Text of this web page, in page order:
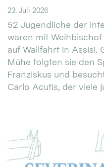
23. Juli 2026
52 Jugendliche der
waren mit
auf Wallfahrt in Assisi.
Mühe folgten sie den
Franziskus und
Carlo Acutis, der viele